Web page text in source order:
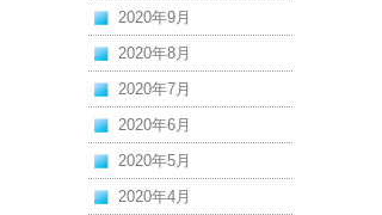
2020年9月
2020年8月
2020年7月
2020年6月
2020年5月
2020年4月